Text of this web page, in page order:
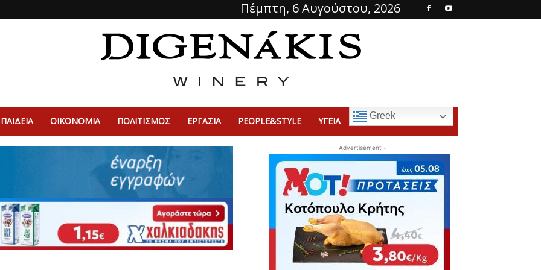
Πέμπτη, 6 Αυγούστου, 2026
ΠΑΙΔΕΙΑ ΟΙΚΟΝΟΜΙΑ ΠΟΛΙΤΙΣΜΌΣ ΕΡΓΑΣΙΑ PEOPLE&STYLE ΥΓΕΙΑ Greek
- Advertisement -